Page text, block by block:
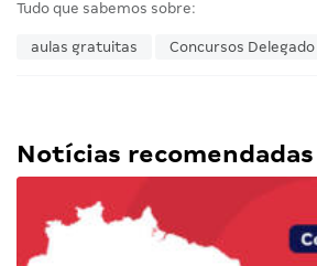
Tudo que sabemos sobre:
aulas gratuitas Concursos Delegado
Notícias recomendadas